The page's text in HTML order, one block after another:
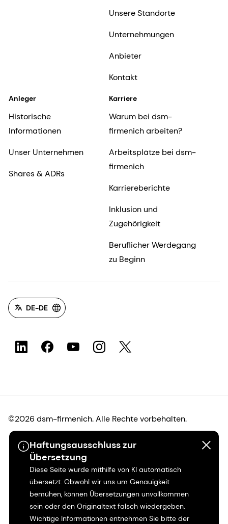
Haftungsausschluss zur
Übersetzung
Diese Seite wurde mithilfe von KI automatisch
übersetzt. Obwohl wir uns um Genauigkeit
bemühen, können Übersetzungen unvollkommen
sein oder den Originaltext falsch wiedergeben.
Wichtige Informationen entnehmen Sie bitte der
Unsere Standorte
Unternehmungen
Anbieter
Kontakt
Anleger
Historische
Informationen
Unser Unternehmen
Shares & ADRs
Karriere
Warum bei dsm-
firmenich arbeiten?
Arbeitsplätze bei dsm-
firmenich
Karriereberichte
Inklusion und
Zugehörigkeit
Beruflicher Werdegang
zu Beginn
DE-DE
©2026 dsm-firmenich. Alle Rechte vorbehalten.
Hinweis zum Datenschutz
Bedingungen für die Nutzung
Bedingungen und Konditionen